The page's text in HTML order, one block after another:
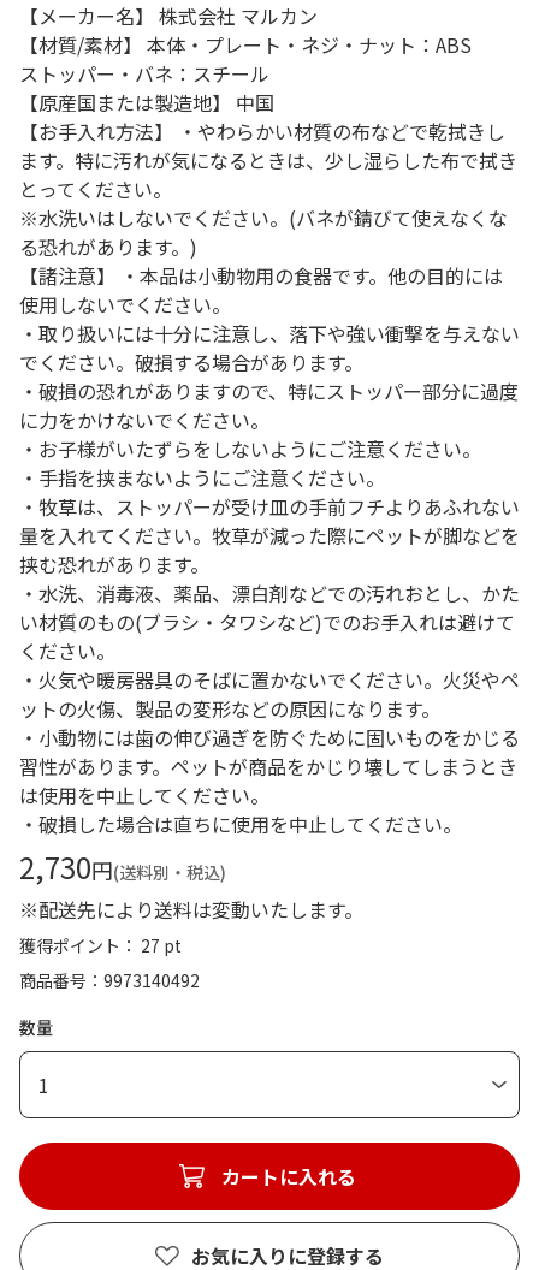
【メーカー名】 株式会社 マルカン
【材質/素材】 本体・プレート・ネジ・ナット：ABS
ストッパー・バネ：スチール
【原産国または製造地】 中国
【お手入れ方法】 ・やわらかい材質の布などで乾拭きし
ます。特に汚れが気になるときは、少し湿らした布で拭き
とってください。
※水洗いはしないでください。(バネが錆びて使えなくな
る恐れがあります。)
【諸注意】 ・本品は小動物用の食器です。他の目的には
使用しないでください。
・取り扱いには十分に注意し、落下や強い衝撃を与えない
でください。破損する場合があります。
・破損の恐れがありますので、特にストッパー部分に過度
に力をかけないでください。
・お子様がいたずらをしないようにご注意ください。
・手指を挟まないようにご注意ください。
・牧草は、ストッパーが受け皿の手前フチよりあふれない
量を入れてください。牧草が減った際にペットが脚などを
挟む恐れがあります。
・水洗、消毒液、薬品、漂白剤などでの汚れおとし、かた
い材質のもの(ブラシ・タワシなど)でのお手入れは避けて
ください。
・火気や暖房器具のそばに置かないでください。火災やペ
ットの火傷、製品の変形などの原因になります。
・小動物には歯の伸び過ぎを防ぐために固いものをかじる
習性があります。ペットが商品をかじり壊してしまうとき
は使用を中止してください。
・破損した場合は直ちに使用を中止してください。
2,730円(送料別・税込)
※配送先により送料は変動いたします。
獲得ポイント： 27 pt
商品番号
9973140492
数量
1
カートに入れる
お気に入りに登録する